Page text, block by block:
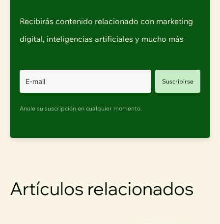
Recibirás contenido relacionado con marketing
digital, inteligencias artificiales y mucho más
Suscribirse
Anule su suscripción en cualquier momento.
Artículos relacionados